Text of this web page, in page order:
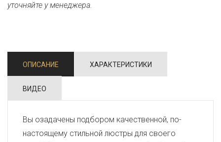
уточняйте у менеджера.
ОПИСАНИЕ ХАРАКТЕРИСТИКИ
ВИДЕО
Вы озадачены подбором качественной, по-
настоящему стильной люстры для своего